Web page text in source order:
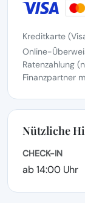
Kreditkarte
Online-
Ratenzahlung
Finanzpartner
Nützliche
CHECK-IN
ab 14:00 Uhr